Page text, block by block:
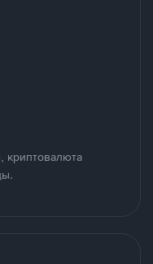
криптовалюта